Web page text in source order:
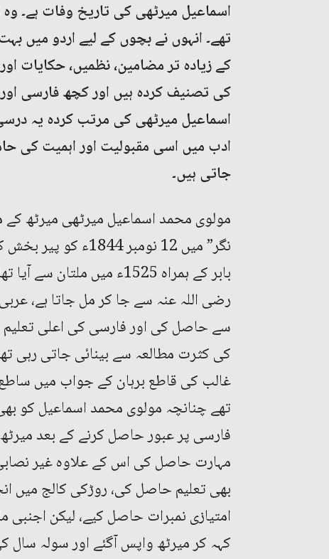
تھے۔ انہوں نے بچوں کے لیے اردو میں
کے زیادہ تر مضامین، نظمیں، حکایات
کی تصنیف کردہ ہیں اور کچھ فارسی
اسماعیل میرٹھی کی مرتب کردہ یہ
ادب میں اسی مقبولیت اور اہمیت کی
جاتی ہیں۔
مولوی محمد اسماعیل میرٹھی میرٹھ
نگر” میں 12 نومبر
بابر کے ہمراہ 1525ء میں
رضی اللہ عنہ سے جا کر مل جاتا ہے،
سے حاصل کی اور فارسی کی اعلی
کی کثرت مطالعہ سے بینائی جاتی رہی
غالب کی قاطع برہان کے جواب میں
تھے چنانچہ مولوی محمد اسماعیل کو
فارسی پر عبور حاصل کرنے کے بعد
مہارت حاصل کی اس کے علاوہ غیر
بھی تعلیم حاصل کی، روڑکی کالج میں
امتیازی نمبرات حاصل کیے، لیکن اجنبی
کہہ کر میرٹھ واپس آگئے اور سولہ سال